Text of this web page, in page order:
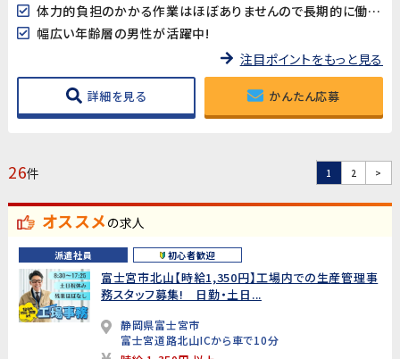
体力的負担のかかる作業はほぼありませんので長期的に働きやすい♪
幅広い年齢層の男性が活躍中!
注目ポイントをもっと見る
詳細を見る かんたん応募
26件 1 2 >
オススメの求人
派遣社員 初心者歓迎
富士宮市北山【時給1,350円】工場内での生産管理事
務スタッフ募集! 日勤・土日...
静岡県富士宮市
富士宮道路北山ICから車で10分